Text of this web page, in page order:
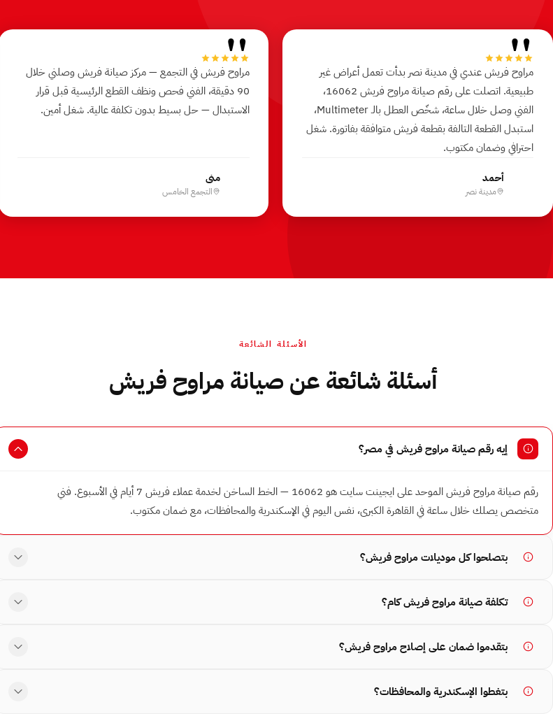
"
مراوح فريش عندي في مدينة نصر بدأت تعمل أعراض غير
طبيعية. اتصلت على رقم صيانة مراوح فريش 16062،
الفني وصل خلال ساعة، شخّص العطل بالـ Multimeter،
استبدل القطعة التالفة بقطعة فريش متوافقة بفاتورة. شغل
احترافي وضمان مكتوب.
أحمد
مدينة نصر
"
مراوح فريش في التجمع — مركز صيانة فريش وصلني خلال
90 دقيقة، الفني فحص ونظف القطع الرئيسية قبل قرار
الاستبدال — حل بسيط بدون تكلفة عالية. شغل أمين.
منى
التجمع الخامس
الأسئلة الشائعة
أسئلة شائعة عن صيانة مراوح فريش
إيه رقم صيانة مراوح فريش في مصر؟
رقم صيانة مراوح فريش الموحد على ايجينت سايت هو 16062 — الخط الساخن لخدمة عملاء فريش 7 أيام في الأسبوع. فني
متخصص يصلك خلال ساعة في القاهرة الكبرى، نفس اليوم في الإسكندرية والمحافظات، مع ضمان مكتوب.
بتصلحوا كل موديلات مراوح فريش؟
تكلفة صيانة مراوح فريش كام؟
بتقدموا ضمان على إصلاح مراوح فريش؟
بتغطوا الإسكندرية والمحافظات؟